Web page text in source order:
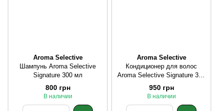
Aroma Selective
Шампунь Aroma Selective
Signature 300 мл
800 грн
В наличии
Aroma Selective
Кондиционер для волос
Aroma Selective Signature 300
мл
950 грн
В наличии